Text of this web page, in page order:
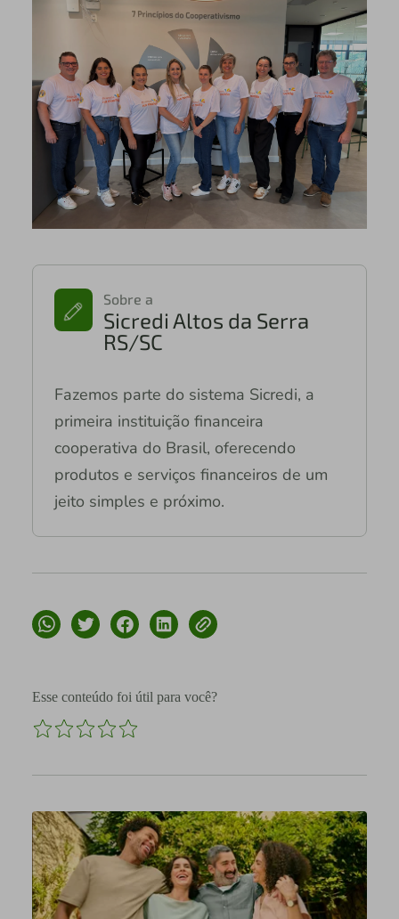
Sobre a
Sicredi Altos da Serra
RS/SC
Fazemos parte do sistema Sicredi, a
primeira instituição financeira
cooperativa do Brasil, oferecendo
produtos e serviços financeiros de um
jeito simples e próximo.
Esse conteúdo foi útil para você?